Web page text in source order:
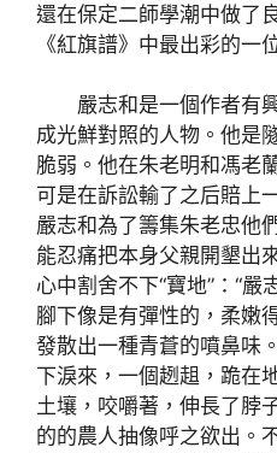
還在保定二師學潮中做了
《紅旗譜》中最出彩的一
嚴志和是一個作者有
成光鮮對照的人物。他是
脆弱。他在朱老明和馮老
可是在訴訟輸了之后賠上
嚴志和為了籌集朱老忠他
能忍痛把本身父親開墾出
心中割舍不下“寶地”：“嚴
腳下像是有彈性的，柔嫩
發散出一種青蒼的噴鼻味
下淚來，一個趔趄，跪在
土壤，咬嚼著，伸長了脖
的的農人抽像呼之欲出。